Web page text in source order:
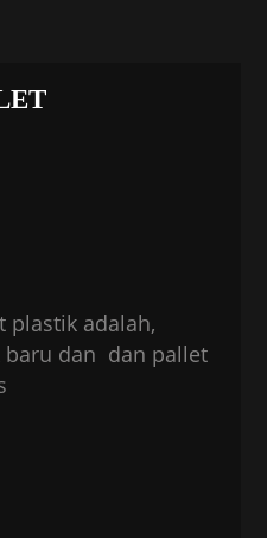
plastik adalah,
dan dan pallet